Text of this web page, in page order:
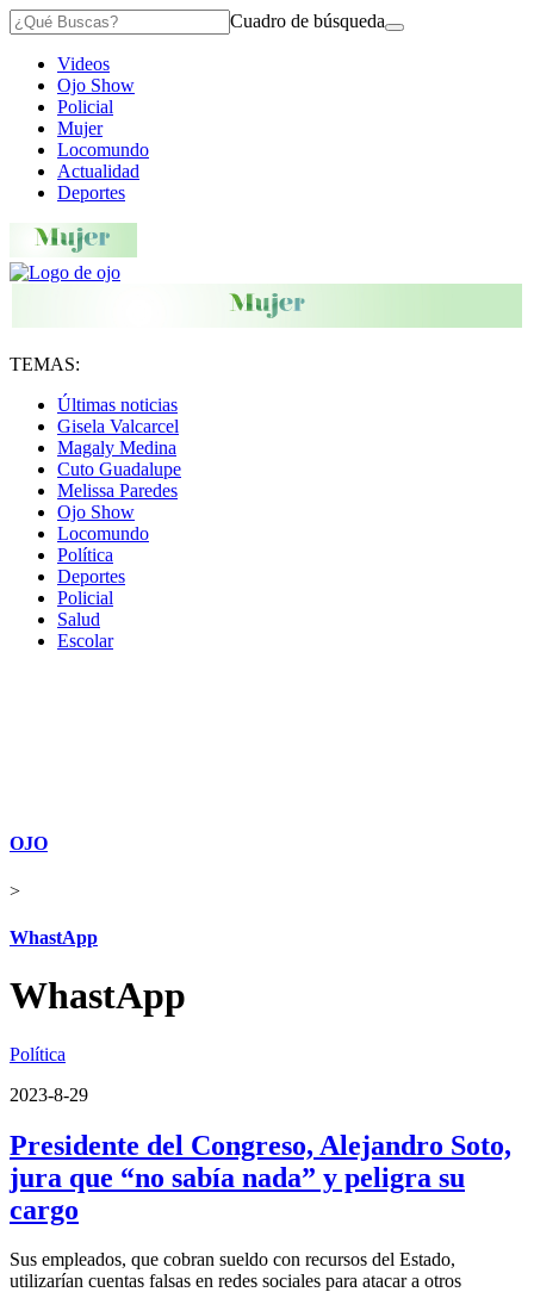
Cuadro de búsqueda
Videos
Ojo Show
Policial
Mujer
Locomundo
Actualidad
Deportes
TEMAS:
Últimas noticias
Gisela Valcarcel
Magaly Medina
Cuto Guadalupe
Melissa Paredes
Ojo Show
Locomundo
Política
Deportes
Policial
Salud
Escolar
OJO
>
WhastApp
WhastApp
Política
2023-8-29
Presidente del Congreso, Alejandro Soto,
jura que “no sabía nada” y peligra su
cargo
Sus empleados, que cobran sueldo con recursos del Estado,
utilizarían cuentas falsas en redes sociales para atacar a otros